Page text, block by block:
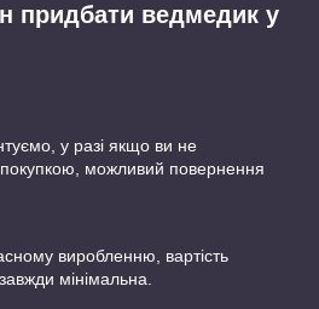
придбати ведмедик у
у разі якщо ви не
покупкою, можливий повернення
виробленню, вартість
мінімальна.